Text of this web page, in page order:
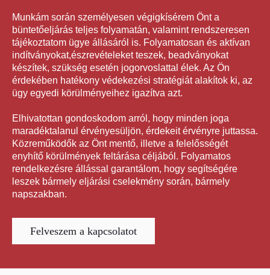
Munkám során személyesen végigkísérem Önt a
büntetőeljárás teljes folyamatán, valamint rendszeresen
tájékoztatom ügye állásáról is. Folyamatosan és aktívan
indítványokat,észrevételeket teszek, beadványokat
készítek, szükség esetén jogorvoslattal élek. Az Ön
érdekében hatékony védekezési stratégiát alakítok ki, az
ügy egyedi körülményeihez igazítva azt.
Elhivatottan gondoskodom arról, hogy minden joga
maradéktalanul érvényesüljön, érdekeit érvényre juttassa.
Közreműködők az Önt mentő, illetve a felelősségét
enyhítő körülmények feltárása céljából. Folyamatos
rendelkezésre állással garantálom, hogy segítségére
leszek bármely eljárási cselekmény során, bármely
napszakban.
Felveszem a kapcsolatot